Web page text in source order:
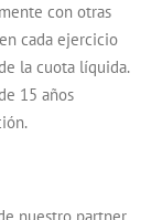
con otras
cada ejercicio
la cuota líquida.
15 años